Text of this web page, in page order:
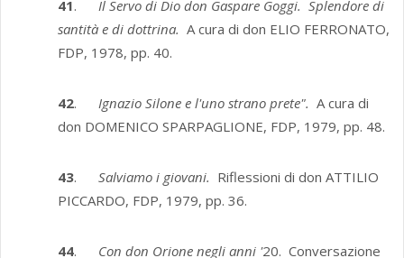
41. Il Servo di Dio don Gaspare Goggi. Splendore di
santità e di dottrina. A cura di don ELIO FERRONATO,
FDP, 1978, pp. 40.
42. Ignazio Silone e l'uno strano prete". A cura di
don DOMENICO SPARPAGLIONE, FDP, 1979, pp. 48.
43. Salviamo i giovani. Riflessioni di don ATTILIO
PICCARDO, FDP, 1979, pp. 36.
44. Con don Orione negli anni '20. Conversazione